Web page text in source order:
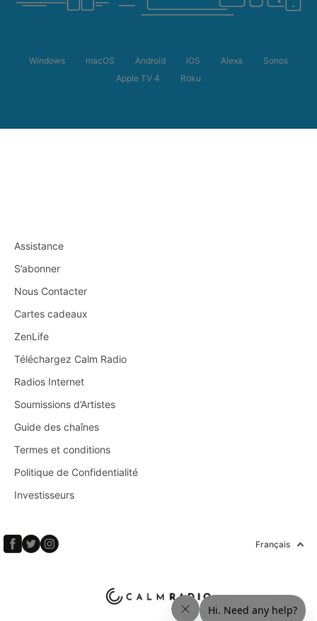
Windows macOS Android iOS Alexa
Sonos
Apple TV 4
Roku
Assistance
S’abonner
Nous Contacter
Cartes cadeaux
ZenLife
Téléchargez Calm Radio
Radios Internet
Soumissions d’Artistes
Guide des chaînes
Termes et conditions
Politique de Confidentialité
Investisseurs
Français